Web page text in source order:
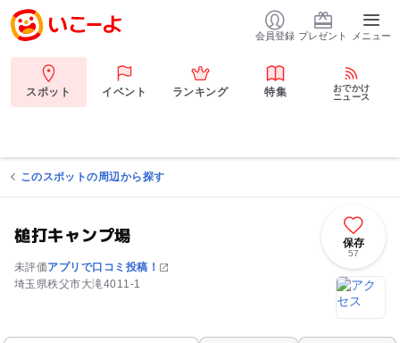
会員登録 プレゼント メニュー
スポット イベント ランキング 特集
おでかけ
ニュース
このスポットの周辺から探す
槌打キャンプ場
未評価アプリで口コミ投稿！
埼玉県秩父市大滝4011-1
保存
57